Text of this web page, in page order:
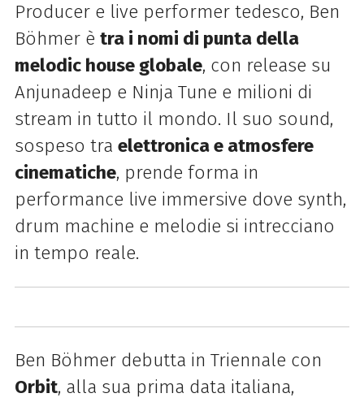
Producer e live performer tedesco, Ben
Böhmer è tra i nomi di punta della
melodic house globale, con release su
Anjunadeep e Ninja Tune e milioni di
stream in tutto il mondo. Il suo sound,
sospeso tra elettronica e atmosfere
cinematiche, prende forma in
performance live immersive dove synth,
drum machine e melodie si intrecciano
in tempo reale.
Ben Böhmer debutta in Triennale con
Orbit, alla sua prima data italiana,